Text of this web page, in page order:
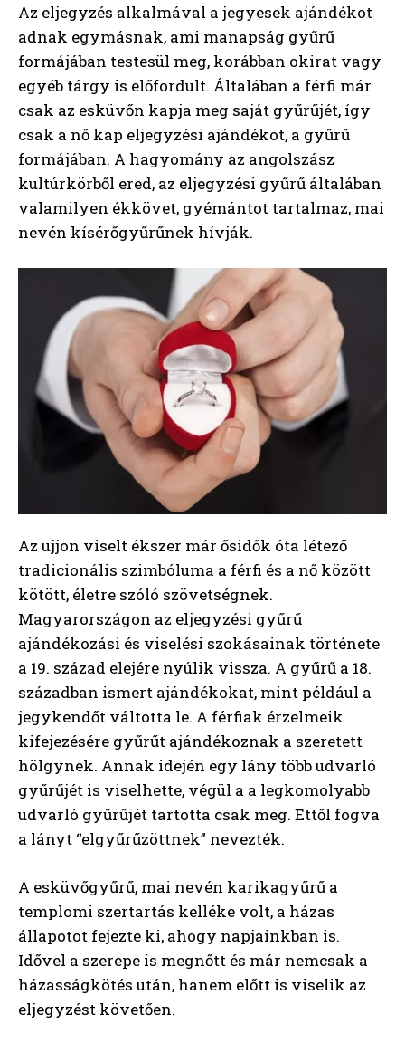
Az eljegyzés alkalmával a jegyesek ajándékot
adnak egymásnak, ami manapság gyűrű
formájában testesül meg, korábban okirat vagy
egyéb tárgy is előfordult. Általában a férfi már
csak az esküvőn kapja meg saját gyűrűjét, így
csak a nő kap eljegyzési ajándékot, a gyűrű
formájában. A hagyomány az angolszász
kultúrkörből ered, az eljegyzési gyűrű általában
valamilyen ékkövet, gyémántot tartalmaz, mai
nevén kísérőgyűrűnek hívják.
Az ujjon viselt ékszer már ősidők óta létező
tradicionális szimbóluma a férfi és a nő között
kötött, életre szóló szövetségnek.
Magyarországon az eljegyzési gyűrű
ajándékozási és viselési szokásainak története
a 19. század elejére nyúlik vissza. A gyűrű a 18.
században ismert ajándékokat, mint például a
jegykendőt váltotta le. A férfiak érzelmeik
kifejezésére gyűrűt ajándékoznak a szeretett
hölgynek. Annak idején egy lány több udvarló
gyűrűjét is viselhette, végül a a legkomolyabb
udvarló gyűrűjét tartotta csak meg. Ettől fogva
a lányt “elgyűrűzöttnek” nevezték.
A esküvőgyűrű, mai nevén karikagyűrű a
templomi szertartás kelléke volt, a házas
állapotot fejezte ki, ahogy napjainkban is.
Idővel a szerepe is megnőtt és már nemcsak a
házasságkötés után, hanem előtt is viselik az
eljegyzést követően.